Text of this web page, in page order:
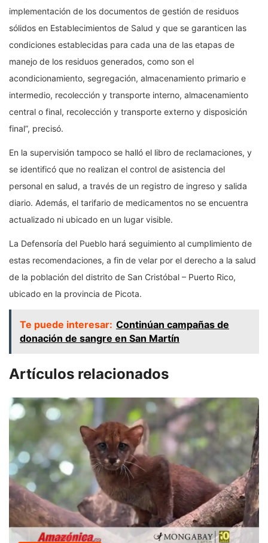
implementación de los documentos de gestión de residuos
sólidos en Establecimientos de Salud y que se garanticen las
condiciones establecidas para cada una de las etapas de
manejo de los residuos generados, como son el
acondicionamiento, segregación, almacenamiento primario e
intermedio, recolección y transporte interno, almacenamiento
central o final, recolección y transporte externo y disposición
final”, precisó.
En la supervisión tampoco se halló el libro de reclamaciones, y
se identificó que no realizan el control de asistencia del
personal en salud, a través de un registro de ingreso y salida
diario. Además, el tarifario de medicamentos no se encuentra
actualizado ni ubicado en un lugar visible.
La Defensoría del Pueblo hará seguimiento al cumplimiento de
estas recomendaciones, a fin de velar por el derecho a la salud
de la población del distrito de San Cristóbal – Puerto Rico,
ubicado en la provincia de Picota.
Te puede interesar: Continúan campañas de
donación de sangre en San Martín
Artículos relacionados